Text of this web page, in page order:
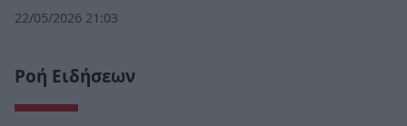
22/05/2026 21:03
Ροή Ειδήσεων